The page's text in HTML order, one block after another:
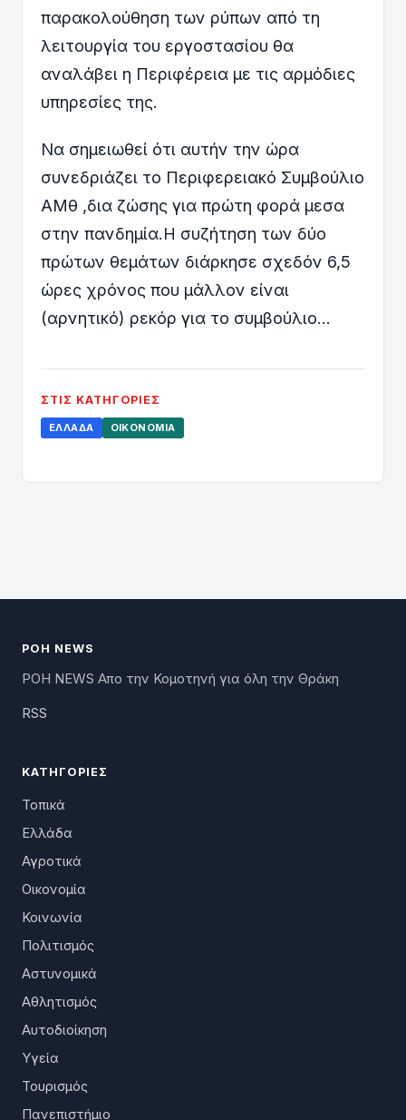
παρακολούθηση των ρύπων από τη
λειτουργία του εργοστασίου θα
αναλάβει η Περιφέρεια με τις αρμόδιες
υπηρεσίες της.
Να σημειωθεί ότι αυτήν την ώρα
συνεδριάζει το Περιφερειακό Συμβούλιο
ΑΜθ ,δια ζώσης για πρώτη φορά μεσα
στην πανδημία.Η συζήτηση των δύο
πρώτων θεμάτων διάρκησε σχεδόν 6,5
ώρες χρόνος που μάλλον είναι
(αρνητικό) ρεκόρ για το συμβούλιο…
ΣΤΙΣ ΚΑΤΗΓΟΡΊΕΣ
ΕΛΛΆΔΑ ΟΙΚΟΝΟΜΊΑ
ΡΟΗ NEWS
ΡΟΗ NEWS Απο την Κομοτηνή για όλη την Θράκη
RSS
ΚΑΤΗΓΟΡΊΕΣ
Τοπικά
Ελλάδα
Αγροτικά
Οικονομία
Κοινωνία
Πολιτισμός
Αστυνομικά
Αθλητισμός
Αυτοδιοίκηση
Υγεία
Τουρισμός
Πανεπιστήμιο